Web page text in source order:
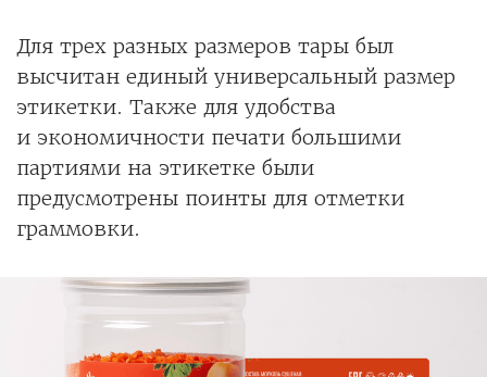
Для трех разных размеров тары был
высчитан единый универсальный размер
этикетки. Также для удобства
и экономичности печати большими
партиями на этикетке были
предусмотрены поинты для отметки
граммовки.